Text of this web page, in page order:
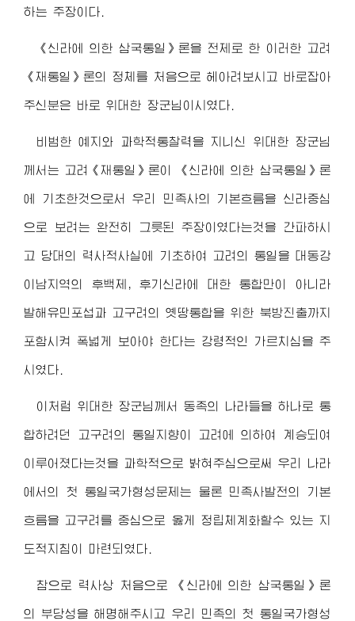
하는 주장이다.
《신라에 의한 삼국통일》론을 전제로 한 이러한 고려
《재통일》론의 정체를 처음으로 헤아려보시고 바로잡아
주신분은 바로 위대한 장군님 이시였다.
비범한 예지와 과학적통찰력을 지니신 위대한 장군님
께서는 고려《재통일》론이 《신라에 의한 삼국통일》론
에 기초한것으로서 우리 민족사의 기본흐름을 신라중심
으로 보려는 완전히 그릇된 주장이였다는것을 간파하시
고 당대의 력사적사실에 기초하여 고려의 통일을 대동강
이남지역의 후백제, 후기신라에 대한 통합만이 아니라
발해유민포섭과 고구려의 옛땅통합을 위한 북방진출까지
포함시켜 폭넓게 보아야 한다는 강령적인 가르치심을 주
시였다.
이처럼 위대한 장군님 께서 동족의 나라들을 하나로 통
합하려던 고구려의 통일지향이 고려에 의하여 계승되여
이루어졌다는것을 과학적으로 밝혀주심으로써 우리 나라
에서의 첫 통일국가형성문제는 물론 민족사발전의 기본
흐름을 고구려를 중심으로 옳게 정립체계화할수 있는 지
도적지침이 마련되였다.
참으로 력사상 처음으로 《신라에 의한 삼국통일》론
의 부당성을 해명해주시고 우리 민족의 첫 통일국가형성